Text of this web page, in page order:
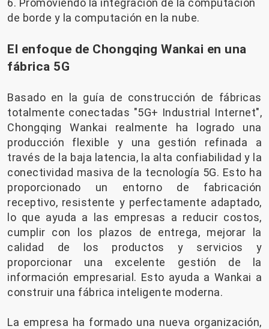
de borde y la computación en la nube.
El enfoque de Chongqing Wankai en una
fábrica 5G
Basado en la guía de construcción de fábricas
totalmente conectadas "5G+ Industrial Internet",
Chongqing Wankai realmente ha logrado una
producción flexible y una gestión refinada a
través de la baja latencia, la alta confiabilidad y la
conectividad masiva de la tecnología 5G. Esto ha
proporcionado un entorno de fabricación
receptivo, resistente y perfectamente adaptado,
lo que ayuda a las empresas a reducir costos,
cumplir con los plazos de entrega, mejorar la
calidad de los productos y servicios y
proporcionar una excelente gestión de la
información empresarial. Esto ayuda a Wankai a
construir una fábrica inteligente moderna.
La empresa ha formado una nueva organización,